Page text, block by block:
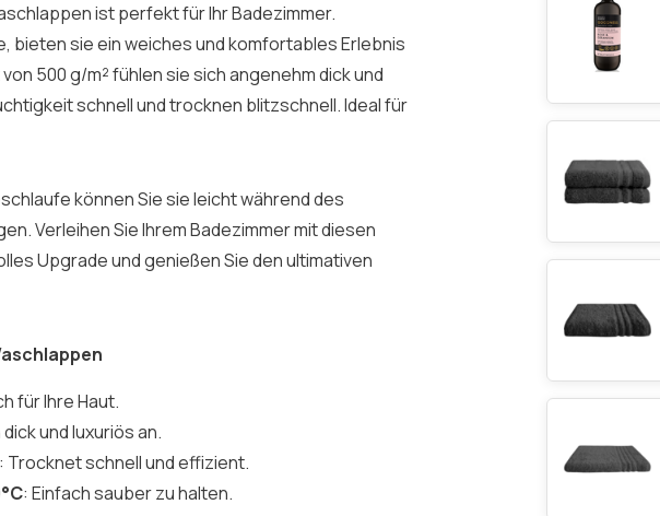
ist perfekt für Ihr Badezimmer.
bieten sie ein weiches und komfortables Erlebnis
500 g/m² fühlen sie sich angenehm dick und
schnell und trocknen blitzschnell. Ideal für
können Sie sie leicht während des
Verleihen Sie Ihrem Badezimmer mit diesen
Upgrade und genießen Sie den ultimativen
für Ihre Haut.
dick und luxuriös an.
: Trocknet schnell und effizient.
: Einfach sauber zu halten.